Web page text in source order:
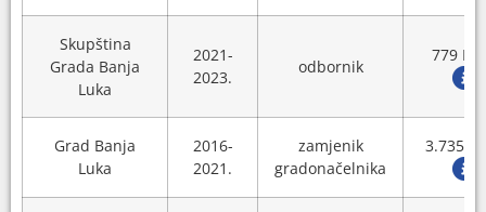
Skupština
Grada Banja
Luka
2021-
2023.
odbornik
779 KM
Grad Banja
Luka
2016-
2021.
zamjenik
gradonačelnika
3.735